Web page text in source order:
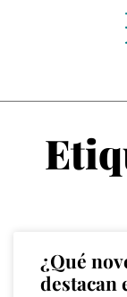
¿Qué
destacan